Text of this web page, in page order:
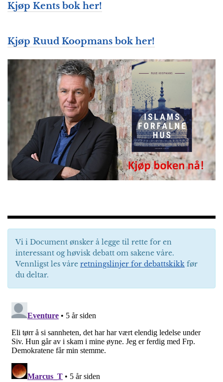
Kjøp Kents bok her!
Kjøp Ruud Koopmans bok her!
Vi i Document ønsker å legge til rette for en
interessant og høvisk debatt om sakene våre.
Vennligst les våre retningslinjer for debattskikk før
du deltar.